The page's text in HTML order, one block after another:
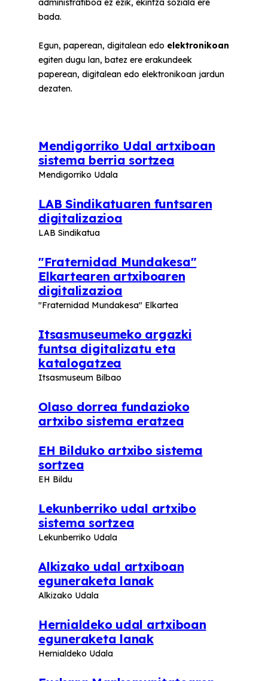
Mendigorriko Udal artxiboan
sistema berria sortzea
Mendigorriko Udala
LAB Sindikatuaren funtsaren
digitalizazioa
LAB Sindikatua
"Fraternidad Mundakesa"
Elkartearen artxiboaren
digitalizazioa
"Fraternidad Mundakesa" Elkartea
Itsasmuseumeko argazki
funtsa digitalizatu eta
katalogatzea
Itsasmuseum Bilbao
Olaso dorrea fundazioko
artxibo sistema eratzea
EH Bilduko artxibo sistema
sortzea
EH Bildu
Lekunberriko udal artxibo
sistema sortzea
Lekunberriko Udala
Alkizako udal artxiboan
eguneraketa lanak
Alkizako Udala
Hernialdeko udal artxiboan
eguneraketa lanak
Hernialdeko Udala
administratiboa ez ezik, ekintza soziala ere
bada.
Egun, paperean, digitalean edo elektronikoan
egiten dugu lan, batez ere erakundeek
paperean, digitalean edo elektronikoan jardun
dezaten.